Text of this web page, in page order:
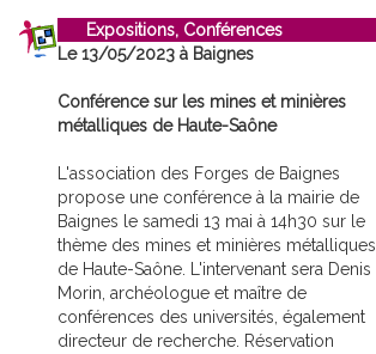
Expositions, Conférences
Le 13/05/2023 à Baignes
Conférence sur les mines et minières
métalliques de Haute-Saône
L'association des Forges de Baignes
propose une conférence à la mairie de
Baignes le samedi 13 mai à 14h30 sur le
thème des mines et minières métalliques
de Haute-Saône. L'intervenant sera Denis
Morin, archéologue et maître de
conférences des universités, également
directeur de recherche. Réservation